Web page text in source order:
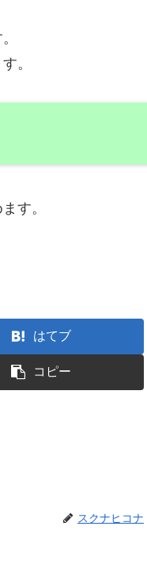
。
す。
はてブ
コピー
スクナヒコナ